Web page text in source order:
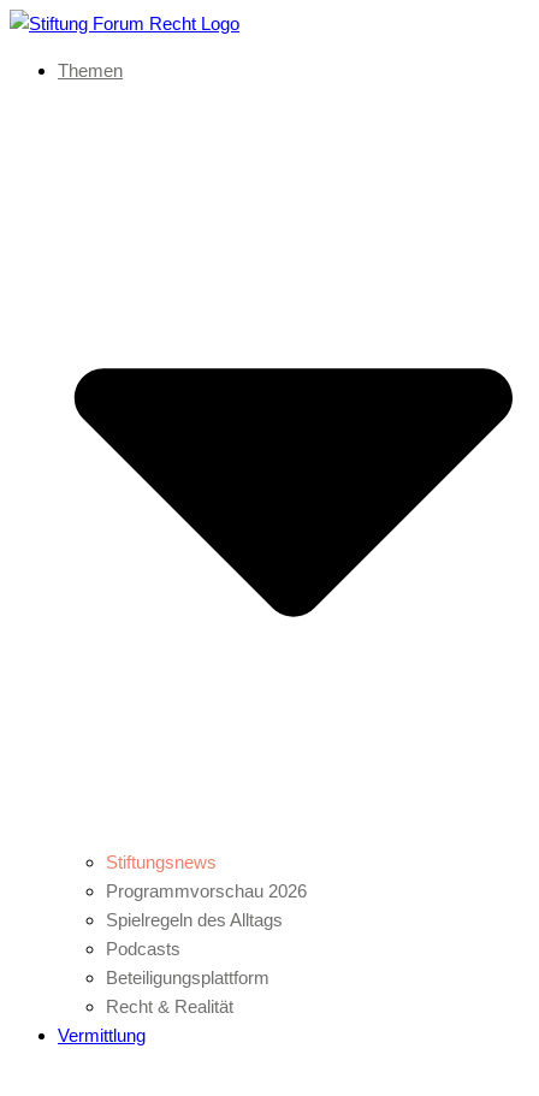
Themen
Stiftungsnews
Programmvorschau 2026
Spielregeln des Alltags
Podcasts
Beteiligungsplattform
Recht & Realität
Vermittlung